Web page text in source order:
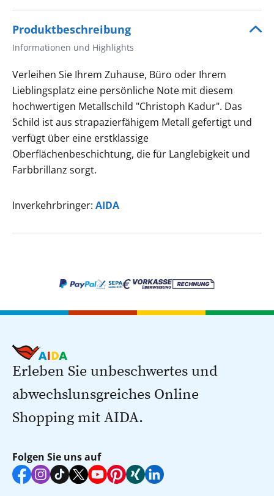
Produktbeschreibung
Informationen und Highlights
Verleihen Sie Ihrem Zuhause, Büro oder Ihrem
Lieblingsplatz eine persönliche Note mit diesem
hochwertigen Metallschild "Christoph Kadur". Das
Schild ist aus strapazierfähigem Metall gefertigt und
verfügt über eine erstklassige
Oberflächenbeschichtung, die für Langlebigkeit und
Farbbrillanz sorgt.
Inverkehrbringer: AIDA
Erleben Sie unbeschwertes und
abwechslunsgreiches Online
Shopping mit AIDA.
Folgen Sie uns auf